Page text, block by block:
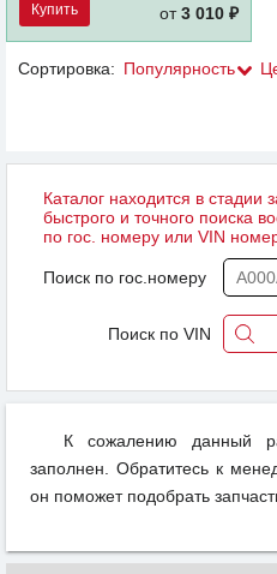
Купить от3 010 ₽
Сортировка: Популярность
Каталог находится в стадии
быстрого и точного поиска
по гос. номеру или VIN
Поиск по гос.номеру
Поиск по VIN
К сожалению данный
заполнен. Обратитесь к
он поможет подобрать